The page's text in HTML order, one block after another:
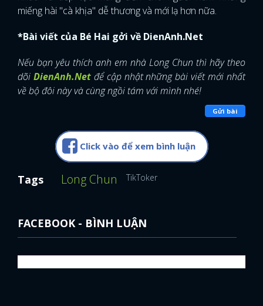
miếng hài "cà khịa" dễ thương và mới lạ hơn nữa.
*Bài viết của Bé Hai gởi về DienAnh.Net
Nếu bạn yêu thích anh em nhà Long Chun thì hãy theo
dõi DienAnh.Net để cập nhật những bài viết mới nhất
về bộ đôi này và cùng ngồi tám với mình nhé!
Gửi bài
Click vào để xem bình luận
Tags Long Chun TikToker
FACEBOOK - BÌNH LUẬN